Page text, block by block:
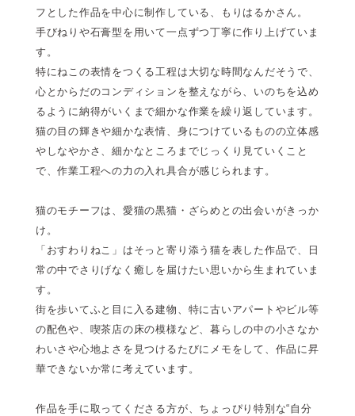
フとした作品を中心に制作している、もりはるかさん。
手びねりや石膏型を用いて一点ずつ丁寧に作り上げていま
す。
特にねこの表情をつくる工程は大切な時間なんだそうで、
心とからだのコンディションを整えながら、いのちを込め
るように納得がいくまで細かな作業を繰り返しています。
猫の目の輝きや細かな表情、身につけているものの立体感
やしなやかさ、細かなところまでじっくり見ていくこと
で、作業工程への力の入れ具合が感じられます。
猫のモチーフは、愛猫の黒猫・ざらめとの出会いがきっか
け。
「おすわりねこ」はそっと寄り添う猫を表した作品で、日
常の中でさりげなく癒しを届けたい思いから生まれていま
す。
街を歩いてふと目に入る建物、特に古いアパートやビル等
の配色や、喫茶店の床の模様など、暮らしの中の小さなか
わいさや心地よさを見つけるたびにメモをして、作品に昇
華できないか常に考えています。
作品を手に取ってくださる方が、ちょっぴり特別な“自分